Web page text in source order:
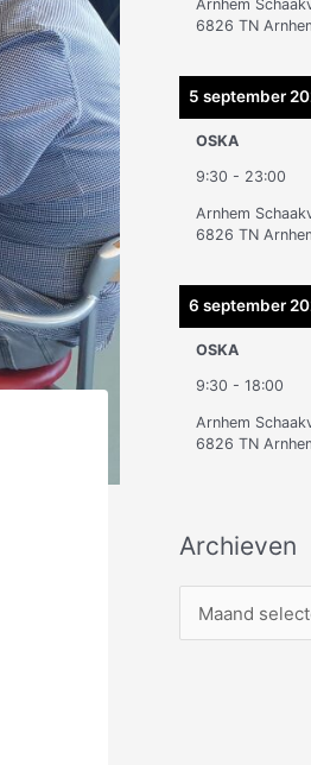
Arnhem
6826 TN
5 september
OSKA
9:30 - 23:00
Arnhem
6826 TN
6 september
OSKA
9:30 - 18:00
Arnhem
6826 TN
Archieven